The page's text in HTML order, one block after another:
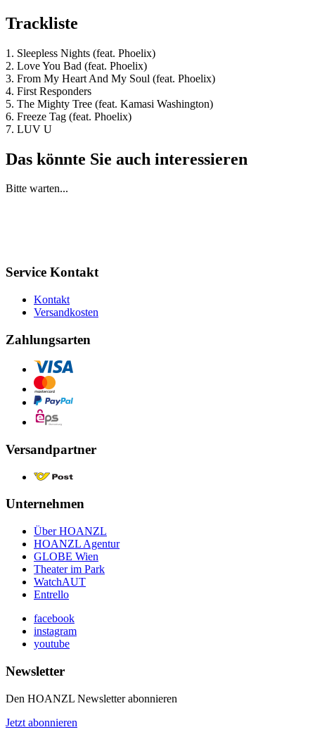
Trackliste
1. Sleepless Nights (feat. Phoelix)
2. Love You Bad (feat. Phoelix)
3. From My Heart And My Soul (feat. Phoelix)
4. First Responders
5. The Mighty Tree (feat. Kamasi Washington)
6. Freeze Tag (feat. Phoelix)
7. LUV U
Das könnte Sie auch interessieren
Bitte warten...
Service Kontakt
Kontakt
Versandkosten
Zahlungsarten
Versandpartner
Unternehmen
Über HOANZL
HOANZL Agentur
GLOBE Wien
Theater im Park
WatchAUT
Entrello
facebook
instagram
youtube
Newsletter
Den HOANZL Newsletter abonnieren
Jetzt abonnieren